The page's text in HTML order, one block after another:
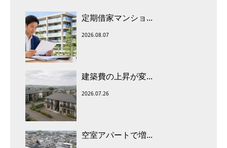
定期借家マンショ...
2026.08.07
建築費の上昇が変...
2026.07.26
空室アパートで増...